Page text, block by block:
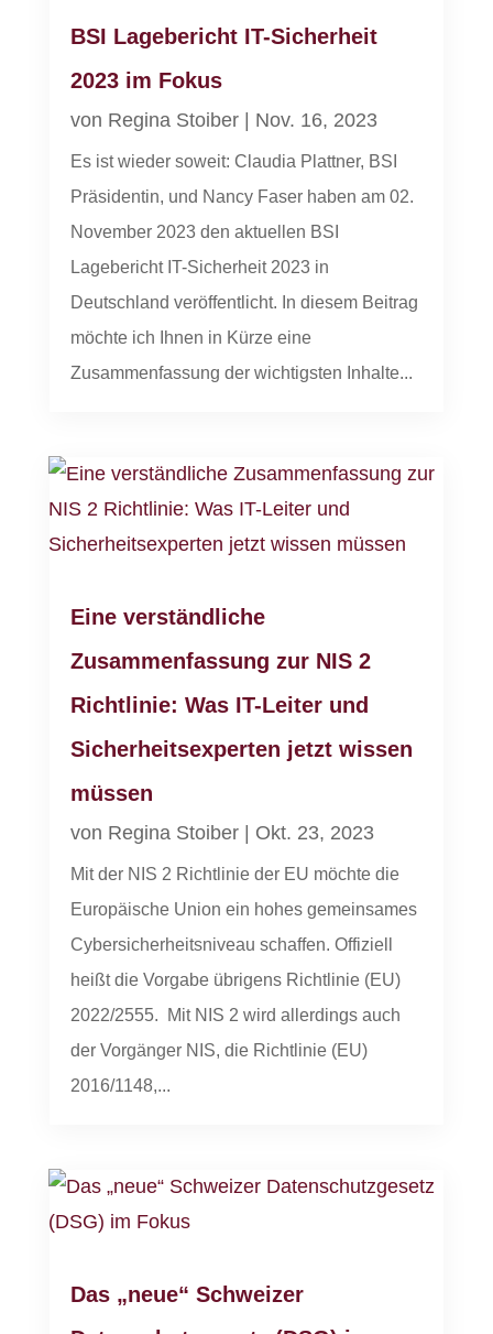
BSI Lagebericht IT-Sicherheit
2023 im Fokus
von Regina Stoiber| Nov. 16, 2023
Es ist wieder soweit: Claudia Plattner, BSI
Präsidentin, und Nancy Faser haben am 02.
November 2023 den aktuellen BSI
Lagebericht IT-Sicherheit 2023 in
Deutschland veröffentlicht. In diesem Beitrag
möchte ich Ihnen in Kürze eine
Zusammenfassung der wichtigsten Inhalte...
Eine verständliche
Zusammenfassung zur NIS 2
Richtlinie: Was IT-Leiter und
Sicherheitsexperten jetzt wissen
müssen
von Regina Stoiber| Okt. 23, 2023
Mit der NIS 2 Richtlinie der EU möchte die
Europäische Union ein hohes gemeinsames
Cybersicherheitsniveau schaffen. Offiziell
heißt die Vorgabe übrigens Richtlinie (EU)
2022/2555. Mit NIS 2 wird allerdings auch
der Vorgänger NIS, die Richtlinie (EU)
2016/1148,...
Das „neue“ Schweizer